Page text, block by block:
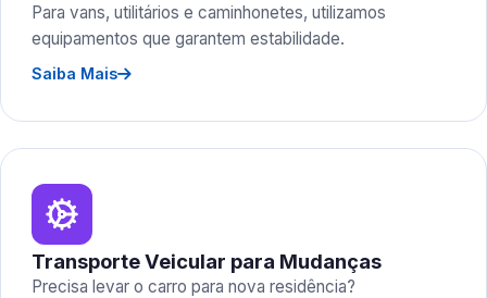
Para vans, utilitários e caminhonetes, utilizamos
equipamentos que garantem estabilidade.
Saiba Mais
Transporte Veicular para Mudanças
Precisa levar o carro para nova residência?